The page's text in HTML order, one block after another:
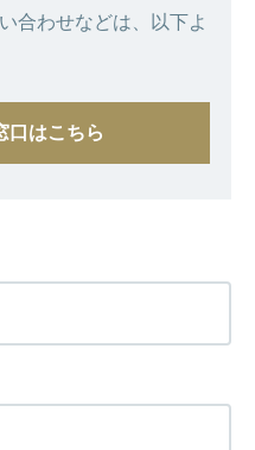
合わせなどは、以下よ
口はこちら